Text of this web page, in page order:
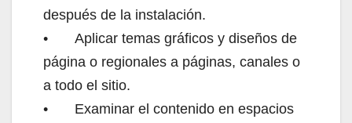
después de la instalación.
•
Aplicar temas gráficos y diseños de
página o regionales a páginas, canales o
a todo el sitio.
•
Examinar el contenido en espacios